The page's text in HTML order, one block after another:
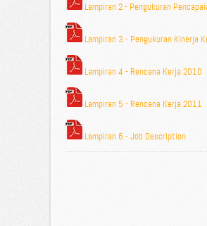
Lampiran 2 - Pengukuran
Lampiran 3 - Pengukuran Kinerja
Lampiran 4 - Rencana Kerja 2010
Lampiran 5 - Rencana Kerja 2011
Lampiran 6 - Job Description